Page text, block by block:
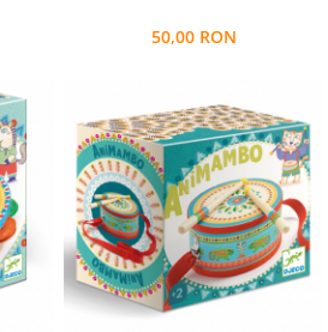
50,00 RON